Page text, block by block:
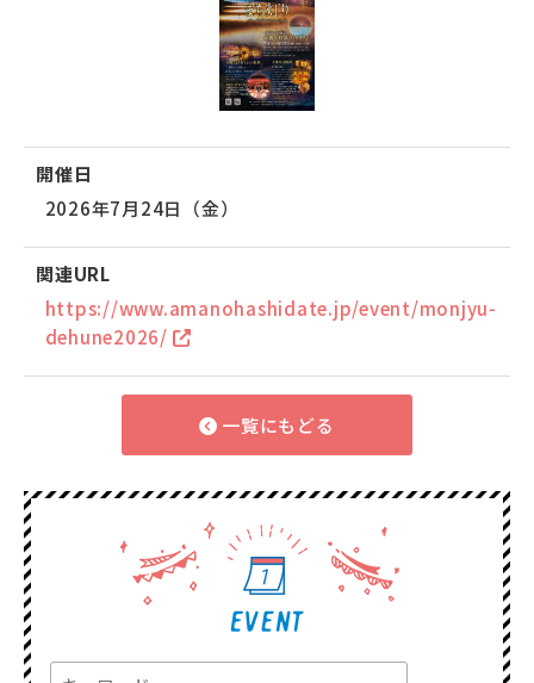
開催日
2026年7月24日（金）
関連URL
https://www.amanohashidate.jp/event/monjyu-
dehune2026/
一覧にもどる